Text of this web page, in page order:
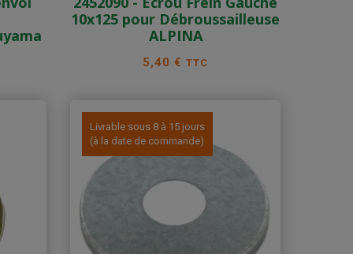
10x125 pour Débroussailleuse
ALPINA
Prix
5,40 €TTC
Livrable sous 8 à 15 jours
(à la date de commande)